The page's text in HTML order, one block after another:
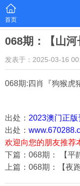
首页
068期：【山
发表于：2025-03-16
068期:四肖『狗猴虎
出处： 2023澳门正版
出处：
欢迎向您的朋友推荐
下篇：068期： 【平
上篇：068期：【夜